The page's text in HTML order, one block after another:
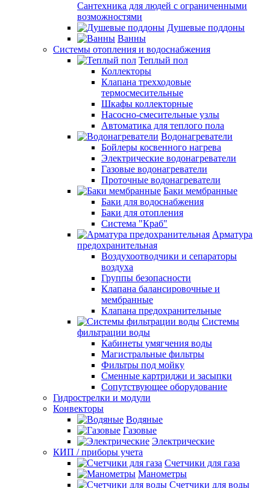
Сантехника для людей с ограниченными
возможностями
Душевые поддоны
Ванны
Системы отопления и водоснабжения
Теплый пол
Коллекторы
Клапана трехходовые
термосмесительные
Шкафы коллекторные
Насосно-смесительные узлы
Автоматика для теплого пола
Водонагреватели
Бойлеры косвенного нагрева
Электрические водонагреватели
Газовые водонагреватели
Проточные водонагреватели
Баки мембранные
Баки для водоснабжения
Баки для отопления
Система "Краб"
Арматура
предохранительная
Воздухоотводчики и сепараторы
воздуха
Группы безопасности
Клапана балансировочные и
мембранные
Клапана предохранительные
Системы
фильтрации воды
Кабинеты умягчения воды
Магистральные фильтры
Фильтры под мойку
Сменные картриджи и засыпки
Сопутствующее оборудование
Гидрострелки и модули
Конвекторы
Водяные
Газовые
Электрические
КИП / приборы учета
Счетчики для газа
Манометры
Счетчики для воды